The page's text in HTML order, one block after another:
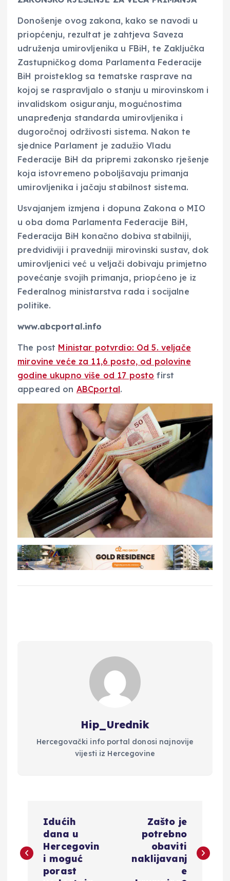
Donošenje ovog zakona, kako se navodi u
priopćenju, rezultat je zahtjeva Saveza
udruženja umirovljenika u FBiH, te Zaključka
Zastupničkog doma Parlamenta Federacije
BiH proisteklog sa tematske rasprave na
kojoj se raspravljalo o stanju u mirovinskom i
invalidskom osiguranju, mogućnostima
unapređenja standarda umirovljenika i
dugoročnoj održivosti sistema. Nakon te
sjednice Parlament je zadužio Vladu
Federacije BiH da pripremi zakonsko rješenje
koja istovremeno poboljšavaju primanja
umirovljenika i jačaju stabilnost sistema.
Usvajanjem izmjena i dopuna Zakona o MIO
u oba doma Parlamenta Federacije BiH,
Federacija BiH konačno dobiva stabilniji,
predvidiviji i pravedniji mirovinski sustav, dok
umirovljenici već u veljači dobivaju primjetno
povećanje svojih primanja, priopćeno je iz
Federalnog ministarstva rada i socijalne
politike.
www.abcportal.info
The post Ministar potvrdio: Od 5. veljače
mirovine veće za 11,6 posto, od polovine
godine ukupno više od 17 posto first
appeared on ABCportal.
Hip_Urednik
Hercegovački info portal donosi najnovije
vijesti iz Hercegovine
v
Idućih
dana u
Hercegovin
i moguć
porast
Zašto je
potrebno
obaviti
naklijavanj
e